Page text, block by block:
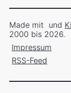
Made mit und
2000 bis 2026.
Impressum
RSS-Feed